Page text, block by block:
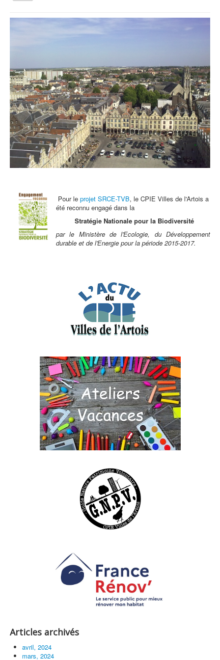
la
Vous êtes ici :
Accueil Edito de Novembre
Animations et éducation
Accompagnement du territoire et ingénierie
Espace Info Energie
Guide Nature Patrimoine Volontaire (GNPV)
Centre de Ressources du Territoire (CRT)
Contact
Pour le projet SRCE-TVB, le CPIE Villes de l'Artois a
été reconnu engagé dans la
Stratégie Nationale pour la Biodiversité
par le Ministère de l'Ecologie, du Développement
durable et de l'Energie pour la période 2015-2017.
Articles archivés
avril, 2024
mars, 2024